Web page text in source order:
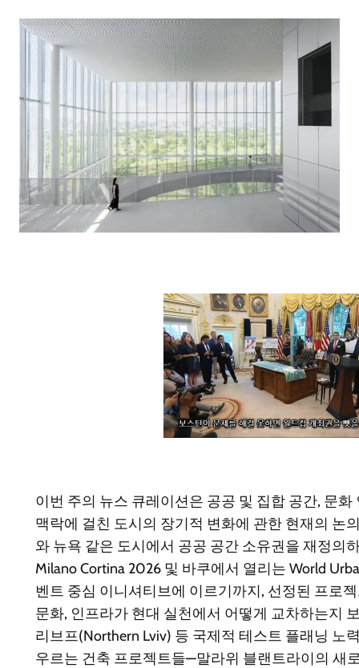
이번 주의 뉴스 큐레이션은 공공 및 집합 공간, 문
맥락에 걸친 도시의 장기적 변화에 관한 현재의 논
와 뉴욕 같은 도시에서 공공 공간 소유권을 재정의
Milano Cortina 2026 및 바쿠에서 열리는 World
벤트 중심 이니셔티브에 이르기까지, 선정된 프로
문화, 인프라가 현대 실천에서 어떻게 교차하는지
리브프(Northern Lviv) 등 국제적 테스트 플래닝 노
우르는 건축 프로젝트들—말라위 블랜트라이의 새